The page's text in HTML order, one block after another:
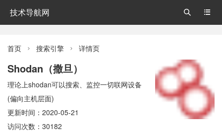
技术导航网 

首页  搜索引擎  详情页
Shodan（撒旦）
理论上shodan可以搜索、监控一切联网设备
(偏向主机层面)
更新时间：2020-05-21
访问次数：30182